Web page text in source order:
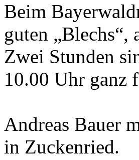
Beim
guten „Blechs“,
Zwei Stunden
10.00 Uhr ganz
Andreas Bauer
in Zuckenried.